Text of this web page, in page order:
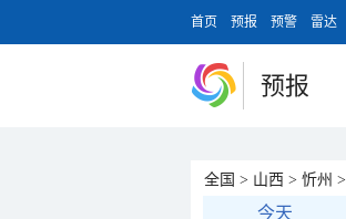
首页 预报 预警 雷达
预报
全国 > 山西 > 忻州 >
今天